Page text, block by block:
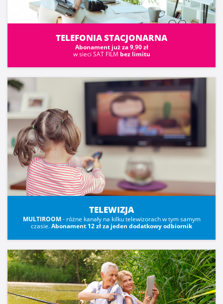
TELEFONIA STACJONARNA
Abonament już za 9,90 zł
w sieci SAT FILM bez limitu
TELEWIZJA
MULTIROOM- różne kanały na kilku telewizorach w tym samym
czasie.Abonament 12 zł za jeden dodatkowy odbiornik